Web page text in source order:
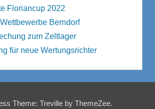
Floriancup 2022
Berndorf
zum Zeltlager
für neue Wertungsrichter
Theme: Treville by ThemeZee.